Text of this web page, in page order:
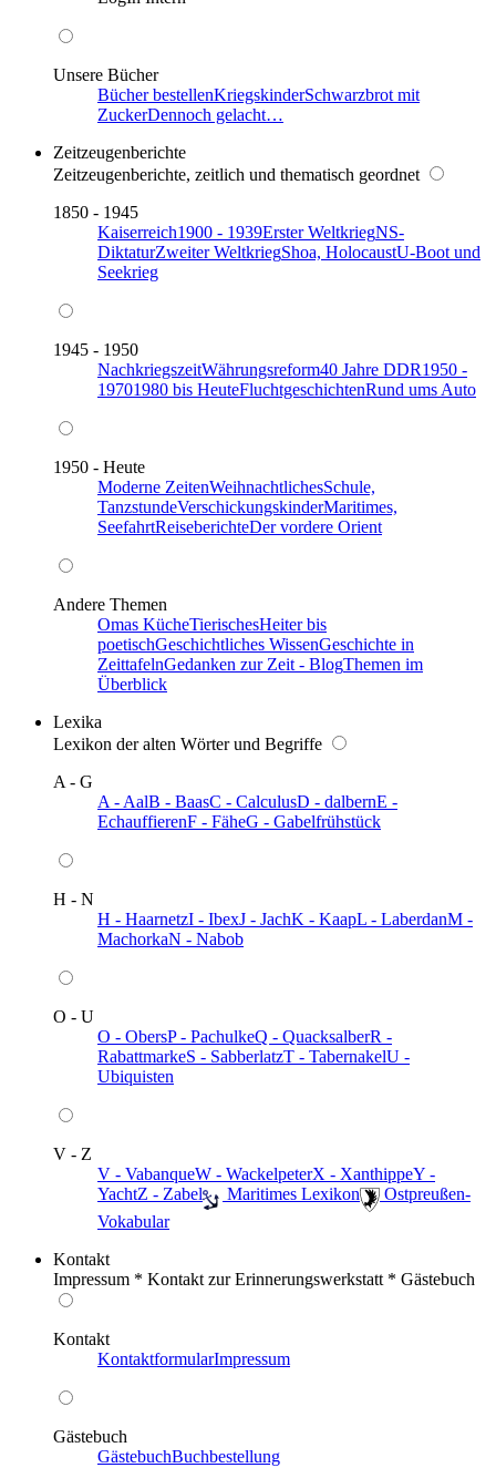
Unsere Bücher
Bücher bestellenKriegskinderSchwarzbrot mit
ZuckerDennoch gelacht…
Zeitzeugenberichte
Zeitzeugenberichte, zeitlich und thematisch geordnet
1850 - 1945
Kaiserreich1900 - 1939Erster WeltkriegNS-
DiktaturZweiter WeltkriegShoa, HolocaustU-Boot und
Seekrieg
1945 - 1950
NachkriegszeitWährungsreform40 Jahre DDR1950 -
19701980 bis HeuteFluchtgeschichtenRund ums Auto
1950 - Heute
Moderne ZeitenWeihnachtlichesSchule,
TanzstundeVerschickungskinderMaritimes,
SeefahrtReiseberichteDer vordere Orient
Andere Themen
Omas KücheTierischesHeiter bis
poetischGeschichtliches WissenGeschichte in
ZeittafelnGedanken zur Zeit - BlogThemen im
Überblick
Lexika
Lexikon der alten Wörter und Begriffe
A - G
A - AalB - BaasC - CalculusD - dalbernE -
EchauffierenF - FäheG - Gabelfrühstück
H - N
H - HaarnetzI - IbexJ - JachK - KaapL - LaberdanM -
MachorkaN - Nabob
O - U
O - ObersP - PachulkeQ - QuacksalberR -
RabattmarkeS - SabberlatzT - TabernakelU -
Ubiquisten
V - Z
V - VabanqueW - WackelpeterX - XanthippeY -
YachtZ - Zabel ️ Maritimes Lexikon
️ Ostpreußen-
Vokabular
Kontakt
Impressum * Kontakt zur Erinnerungswerkstatt * Gästebuch
Kontakt
KontaktformularImpressum
Gästebuch
GästebuchBuchbestellung